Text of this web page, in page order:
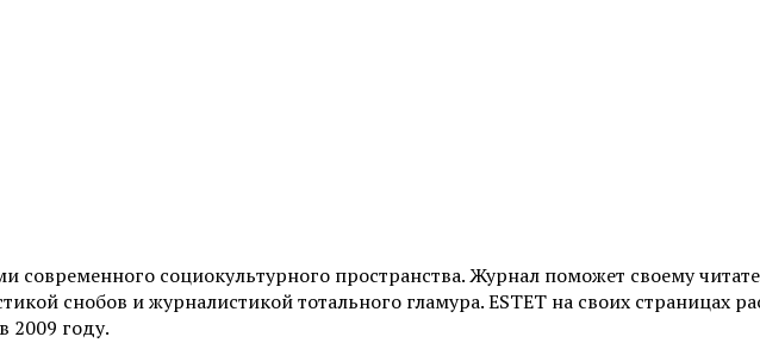
современного социокультурного пространства. Журнал поможет своему
снобов и журналистикой тотального гламура. ESTET на своих страницах
2009 году.